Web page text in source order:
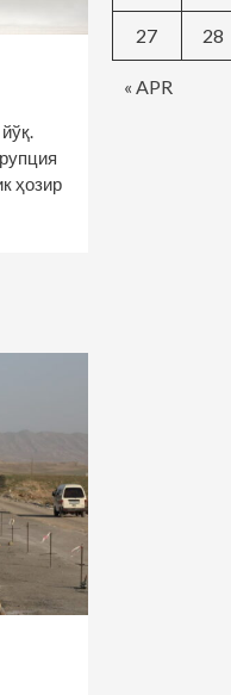
ҳозир
« APR
27 28